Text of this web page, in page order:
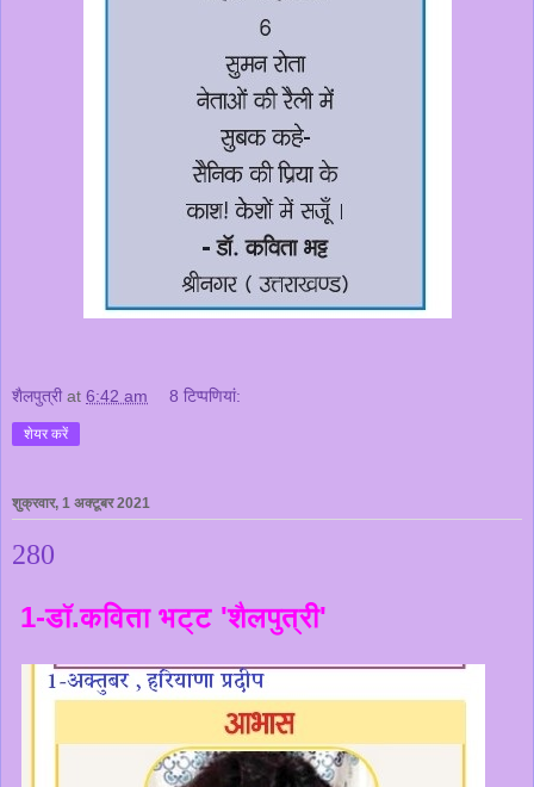
शैलपुत्री at 6:42 am 8 टिप्‍पणियां:
शेयर करें
शुक्रवार, 1 अक्टूबर 2021
280
1-डॉ.कविता भट्ट 'शैलपुत्री'